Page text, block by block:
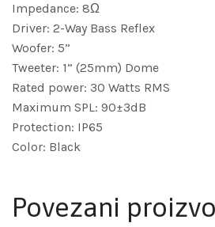
Impedance: 8Ω
Driver: 2-Way Bass Reflex
Woofer: 5”
Tweeter: 1” (25mm) Dome
Rated power: 30 Watts RMS
Maximum SPL: 90±3dB
Protection: IP65
Color: Black
Povezani